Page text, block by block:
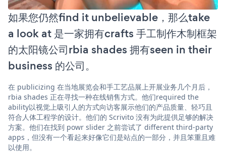
如果您仍然find it unbelievable，那么take
a look at 是一家拥有crafts 手工制作木制框架
的太阳镜公司rbia shades 拥有seen in their
business 的公司。
在 publicizing 在当地展览会和手工艺品展上开展业务几个月后，
rbia shades 正在寻找一种在线销售方式。他们required the
ability以视觉上吸引人的方式向访客展示他们的产品质量、轻巧且
符合人体工程学的设计。他们的 Scrivito 没有为此提供足够的解决
方案。他们在找到 powr slider 之前尝试了 different third-party
apps，但没有一个看起来好像它们是站点的一部分，并且笨重且难
以使用。